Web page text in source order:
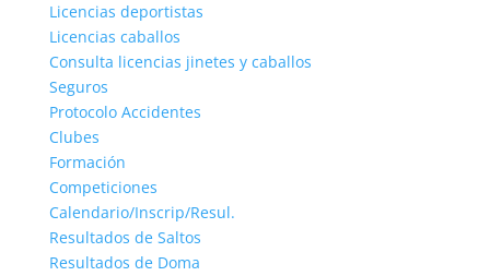
Licencias deportistas
Licencias caballos
Consulta licencias jinetes y caballos
Seguros
Protocolo Accidentes
Clubes
Formación
Competiciones
Calendario/Inscrip/Resul.
Resultados de Saltos
Resultados de Doma